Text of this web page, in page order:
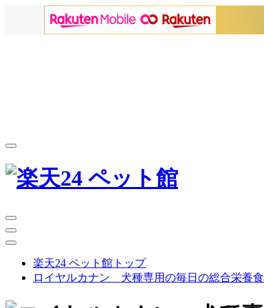
楽天24 ペット館トップ
ロイヤルカナン 犬種専用の毎日の総合栄養食